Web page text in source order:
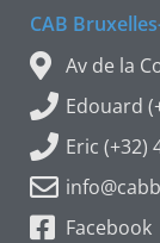
CAB
Av de la
Edouard
Eric (+32)
Facebook